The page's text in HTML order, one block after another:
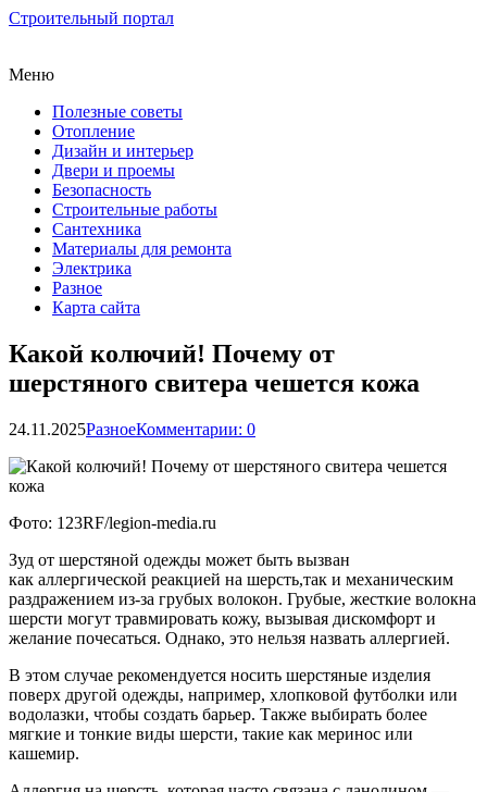
Строительный портал
Меню
Полезные советы
Отопление
Дизайн и интерьер
Двери и проемы
Безопасность
Строительные работы
Сантехника
Материалы для ремонта
Электрика
Разное
Карта сайта
Какой колючий! Почему от
шерстяного свитера чешется кожа
24.11.2025РазноеКомментарии: 0
Фото: 123RF/legion-media.ru
Зуд от шерстяной одежды может быть вызван
как аллергической реакцией на шерсть,так и механическим
раздражением из-за грубых волокон. Грубые, жесткие волокна
шерсти могут травмировать кожу, вызывая дискомфорт и
желание почесаться. Однако, это нельзя назвать аллергией.
В этом случае рекомендуется носить шерстяные изделия
поверх другой одежды, например, хлопковой футболки или
водолазки, чтобы создать барьер. Также выбирать более
мягкие и тонкие виды шерсти, такие как меринос или
кашемир.